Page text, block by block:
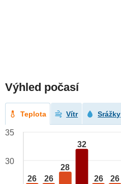
Výhled počasí
Teplota Vítr Srážky
26 26
28
32
26 26
35
30